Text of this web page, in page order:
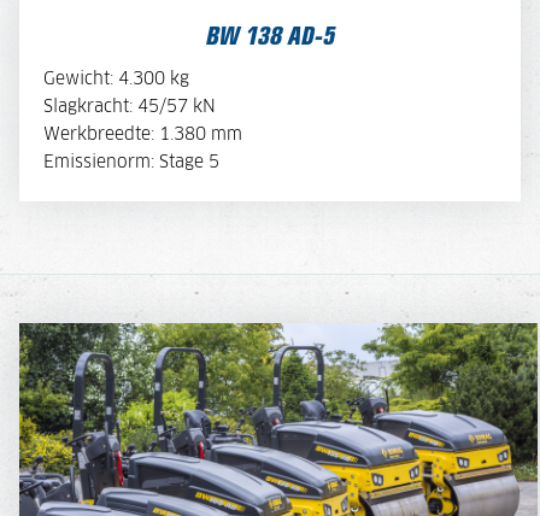
BW 138 AD-5
Gewicht: 4.300 kg
Slagkracht: 45/57 kN
Werkbreedte: 1.380 mm
Emissienorm: Stage 5